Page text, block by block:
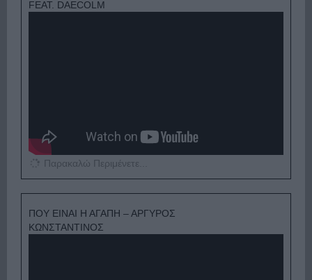
FEAT. DAECOLM
Παρακαλώ Περιμένετε...
ΠΟΥ ΕΙΝΑΙ Η ΑΓΑΠΗ – ΑΡΓΥΡΟΣ
ΚΩΝΣΤΑΝΤΙΝΟΣ